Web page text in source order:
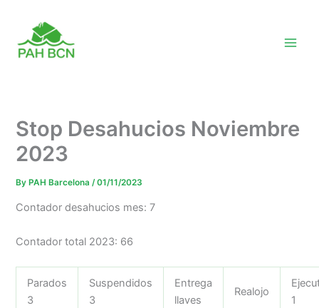
content
Stop Desahucios Noviembre
2023
By PAH Barcelona/01/11/2023
Contador desahucios mes: 7
Contador total 2023: 66
Parados
3
Suspendidos
3
Entrega
llaves
Realojo
1